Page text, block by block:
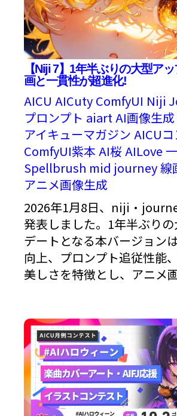
【Niji 7】1年半ぶりの大型ア
画と一貫性が超進化!
AICU AICuty ComfyUI Niji
プロンプト aiart AI画像生成
アイキューマガジン AICU
ComfyUI紫本 AI桜 AILove
Spellbrush mid journey線
アニメ画像生成
2026年1月8日、niji・
発表しました。1年半ぶり
デートとなる本バージョン
向上、プロンプト追従性能
美しさを特徴とし、アニメ